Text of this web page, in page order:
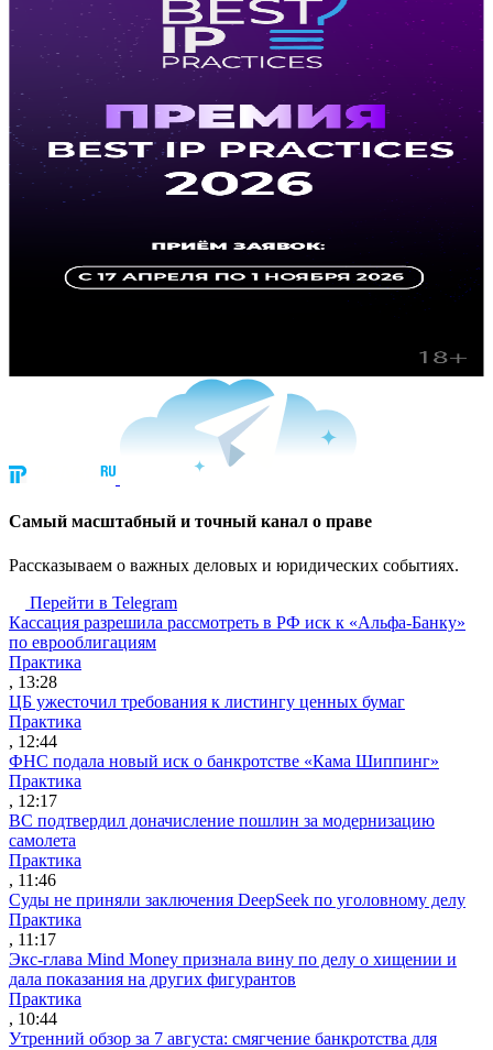
Cамый масштабный и точный канал о праве
Рассказываем о важных деловых и юридических событиях.
Перейти в Telegram
Кассация разрешила рассмотреть в РФ иск к «Альфа-Банку»
по еврооблигациям
Практика
, 13:28
ЦБ ужесточил требования к листингу ценных бумаг
Практика
, 12:44
ФНС подала новый иск о банкротстве «Кама Шиппинг»
Практика
, 12:17
ВС подтвердил доначисление пошлин за модернизацию
самолета
Практика
, 11:46
Суды не приняли заключения DeepSeek по уголовному делу
Практика
, 11:17
Экс-глава Mind Money признала вину по делу о хищении и
дала показания на других фигурантов
Практика
, 10:44
Утренний обзор за 7 августа: смягчение банкротства для